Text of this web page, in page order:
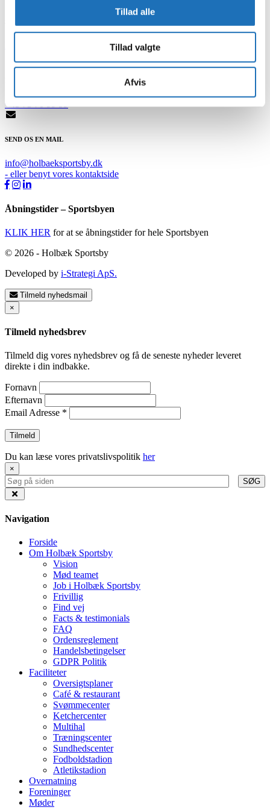
Tillad alle
Tillad valgte
Afvis
+45 73 70 99 59
SEND OS EN MAIL
info@holbaeksportsby.dk
- eller benyt vores kontaktside
Åbningstider – Sportsbyen
KLIK HER for at se åbningstider for hele Sportsbyen
© 2026 - Holbæk Sportsby
Developed by i-Strategi ApS.
Tilmeld nyhedsmail
×
Tilmeld nyhedsbrev
Tilmeld dig vores nyhedsbrev og få de seneste nyheder leveret
direkte i din indbakke.
Fornavn
Efternavn
Email Adresse *
Du kan læse vores privatslivspolitik her
×
SØG
Navigation
Forside
Om Holbæk Sportsby
Vision
Mød teamet
Job i Holbæk Sportsby
Frivillig
Find vej
Facts & testimonials
FAQ
Ordensreglement
Handelsbetingelser
GDPR Politik
Faciliteter
Oversigtsplaner
Café & restaurant
Svømmecenter
Ketchercenter
Multihal
Træningscenter
Sundhedscenter
Fodboldstadion
Atletikstadion
Overnatning
Foreninger
Møder